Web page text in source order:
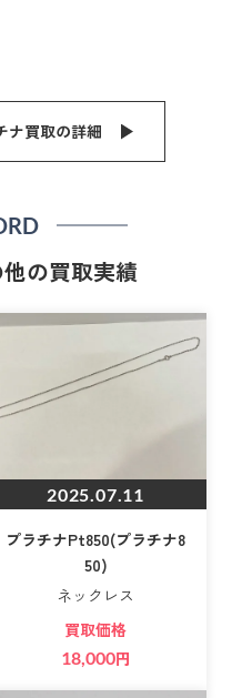
ナ買取の詳細
の買取実績
2025.07.11
プラチナPt850(プラチナ8
50)
ネックレス
買取価格
18,000円